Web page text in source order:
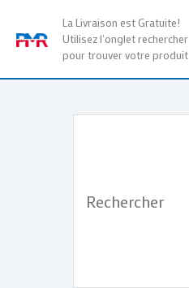
La Livraison est Gratuite!
Utilisez l'onglet rechercher
pour trouver votre produit